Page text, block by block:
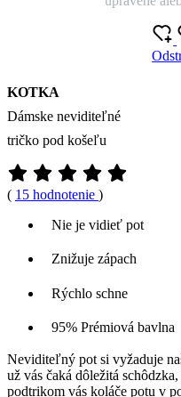
KOTKA
Dámske neviditeľné
tričko pod košeľu
( 15 hodnotenie )
Nie je vidieť pot
Znižuje zápach
Rýchlo schne
95% Prémiová bavlna
Neviditeľný pot si vyžaduje
už vás čaká dôležitá
podtrikom vás koláče potu v